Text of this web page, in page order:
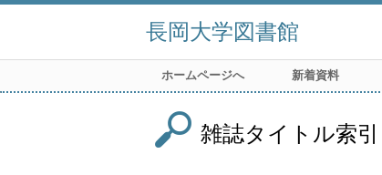
長岡大学図書館
ホームページへ 新着資料
雑誌タイトル索引